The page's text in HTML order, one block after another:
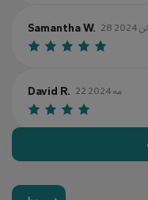
Samantha W. 2024
David R. 22 مه 2024